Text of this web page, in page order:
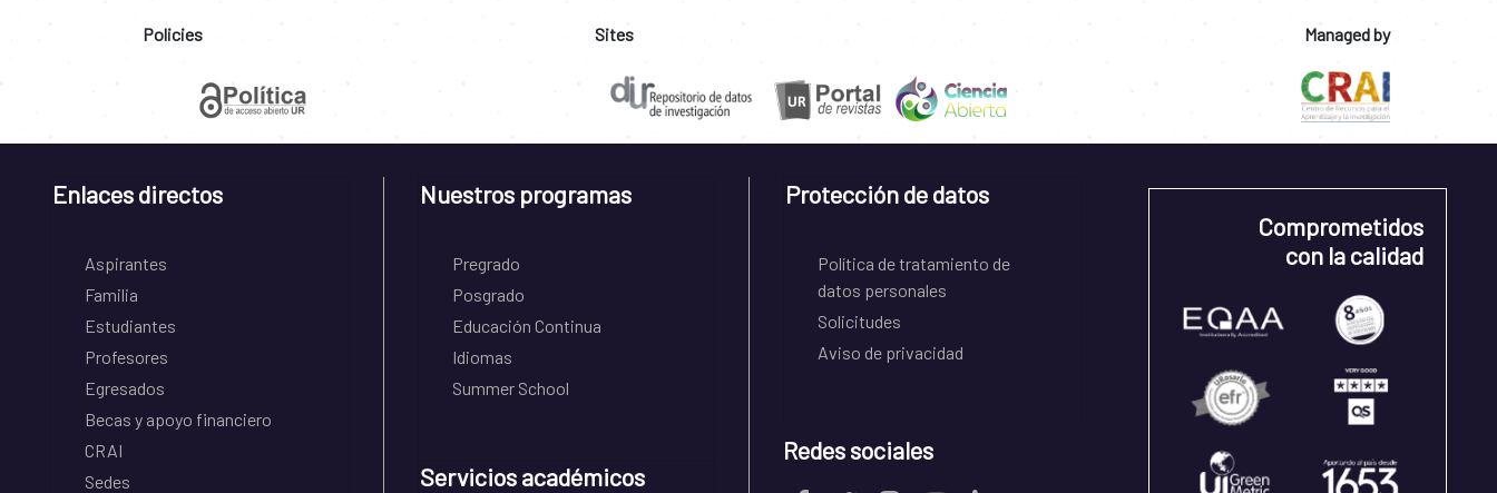
Policies Sites Managed by
Enlaces directos
Aspirantes
Familia
Estudiantes
Profesores
Egresados
Becas y apoyo financiero
CRAI
Sedes
Nuestros programas
Pregrado
Posgrado
Educación Continua
Idiomas
Summer School
Servicios académicos
Protección de datos
Política de tratamiento de
datos personales
Solicitudes
Aviso de privacidad
Redes sociales
Comprometidos
con la calidad